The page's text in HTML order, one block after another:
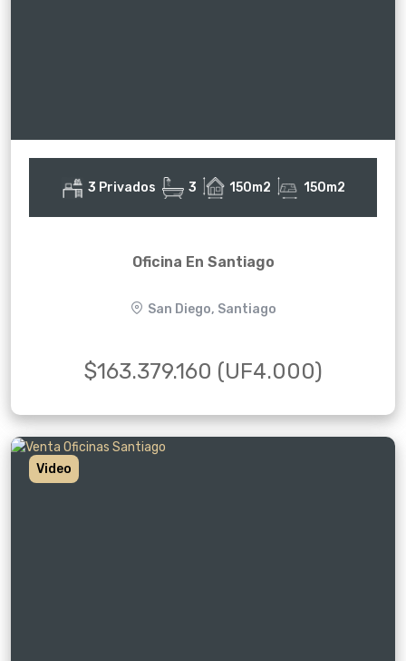
3 Privados 3 150m2 150m2
Oficina En Santiago
San Diego, Santiago
$163.379.160 (UF4.000)
Video